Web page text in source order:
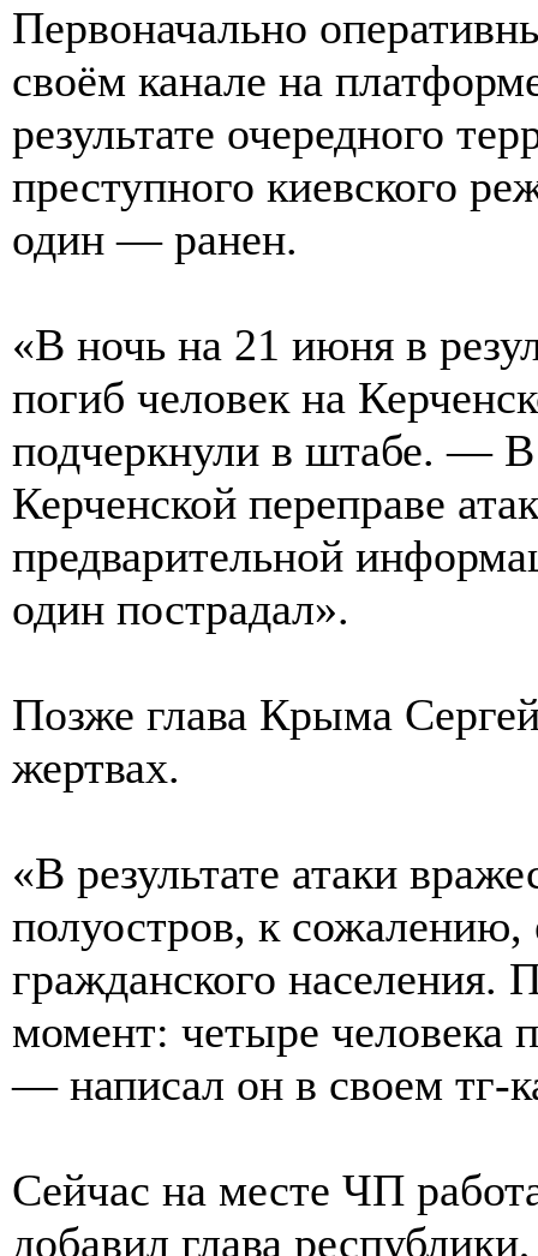
Первоначально
своём канале на
результате очередного
преступного киевского
один — ранен.
«В ночь на 21 июня в
погиб человек на
подчеркнули в штабе. —
Керченской переправе
предварительной
один пострадал».
Позже глава Крыма
жертвах.
«В результате атаки
полуостров, к сожалению,
гражданского
момент: четыре человека
— написал он в своем тг-
Сейчас на месте ЧП
добавил глава